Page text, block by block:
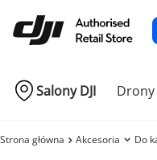
Salony DJI Drony
Strona główna Akcesoria Do